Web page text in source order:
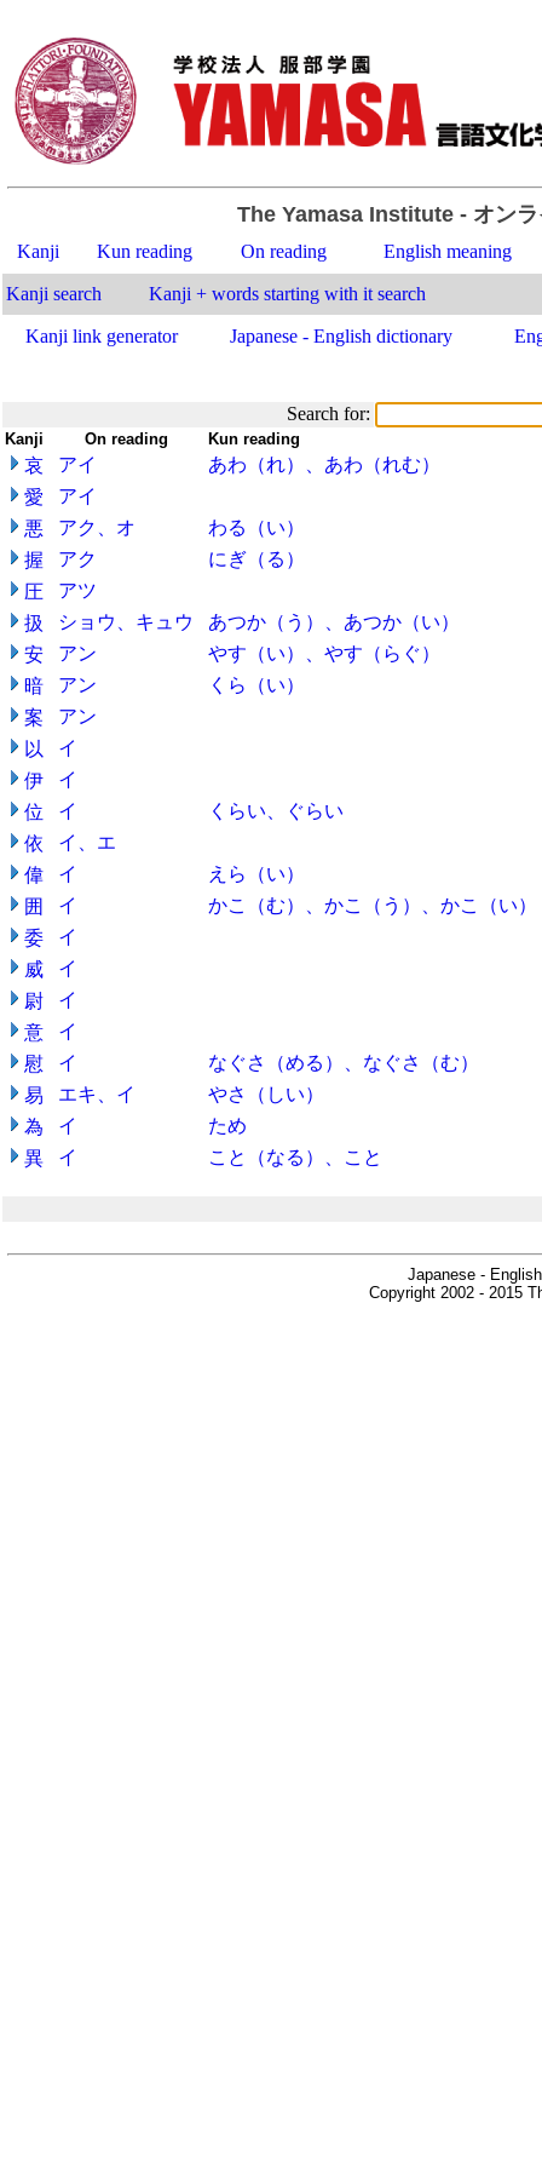
The Yamasa Institute- オンラ
Kanji Kun reading On reading English meaning
Kanji search Kanji + words starting with it search
Kanji link generator Japanese - English dictionary
Search for:
Kanji On reading Kun reading
哀 アイ
あわ（れ）、あわ（れむ）
愛
アイ
悪
アク、オ
わる（い）
握
アク
にぎ（る）
圧
アツ
扱
ショウ、キュウ
あつか（う）、あつか（い）
安
アン
やす（い）、やす（らぐ）
暗
アン
くら（い）
案
アン
以
イ
伊
イ
位
イ
くらい、ぐらい
依
イ、エ
偉
イ
えら（い）
囲
イ
かこ（む）、かこ（う）、かこ（い）
委
イ
威
イ
尉
イ
意
イ
慰
イ
なぐさ（める）、なぐさ（む）
易
エキ、イ
やさ（しい）
為
イ
ため
異
イ こと（なる）、こと
Japanese -
Copyright 2002 - 2015